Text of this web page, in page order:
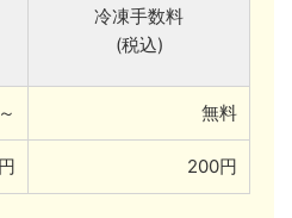
冷凍手数料
(税込)
無料
200円